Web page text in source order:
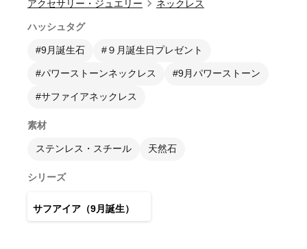
アクセサリー・ジュエリー
ネックレス
ハッシュタグ
#9月誕生石 #９月誕生日プレゼント
#パワーストーンネックレス #9月パワーストーン
#サファイアネックレス
素材
ステンレス・スチール 天然石
シリーズ
サフアイア（9月誕生）